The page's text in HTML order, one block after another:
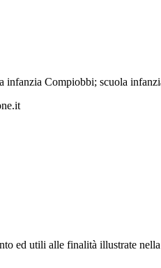
Compiobbi; scuola
ed utili alle finalità illustrate nella